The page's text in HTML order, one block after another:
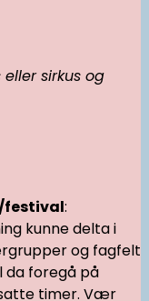
eller sirkus og
festival:
kunne delta i
og fagfelt
da foregå på
timer. Vær